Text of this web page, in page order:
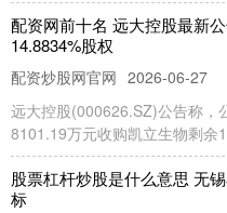
配资网前十名 远大控股最新
14.8834%股权
配资炒股网官网 2026-06-27
远大控股(000626.SZ)公告称，
8101.19万元收购凯立生物剩余
股票杠杆炒股是什么意思 无
标